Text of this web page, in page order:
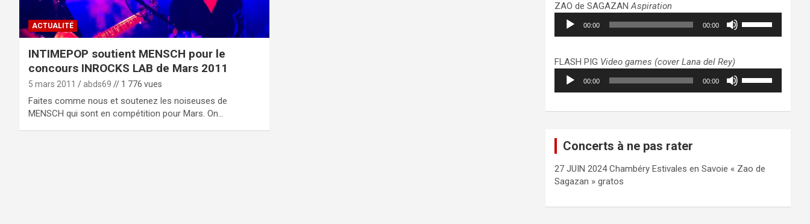
ACTUALITÉ
INTIMEPOP soutient MENSCH pour le
concours INROCKS LAB de Mars 2011
5 mars 2011 abds69 // 1 776 vues
Faites comme nous et soutenez les noiseuses de
MENSCH qui sont en compétition pour Mars. On…
volume.
pour
augmenter
ou
volume.
ZAO de SAGAZANAspiration
Lecteur
audio
00:00 00:00
pour
augmenter
ou
FLASH PIG Video games (cover Lana del Rey)
Lecteur
audio
00:00 00:00
haut/bas
le
Concerts à ne pas rater
27 JUIN 2024 Chambéry Estivales en Savoie « Zao de
Sagazan » gratos